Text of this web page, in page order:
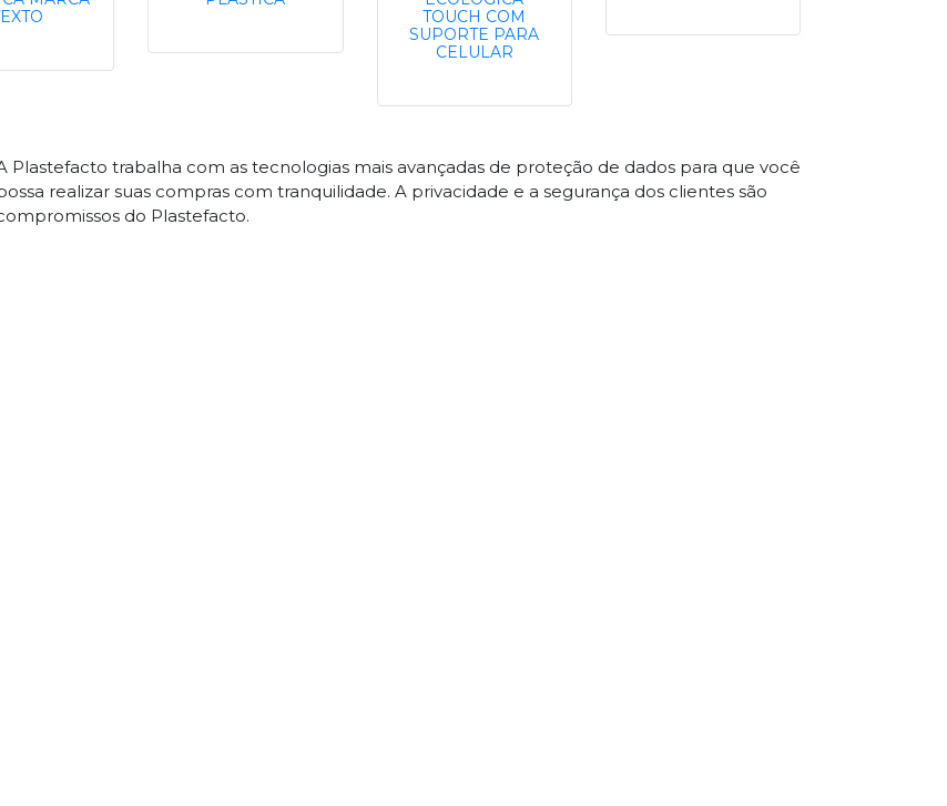
TOUCH COM
SUPORTE PARA
CELULAR
Plastefacto trabalha com as tecnologias mais avançadas de proteção de dados para que você
realizar suas compras com tranquilidade. A privacidade e a segurança dos clientes são
do Plastefacto.